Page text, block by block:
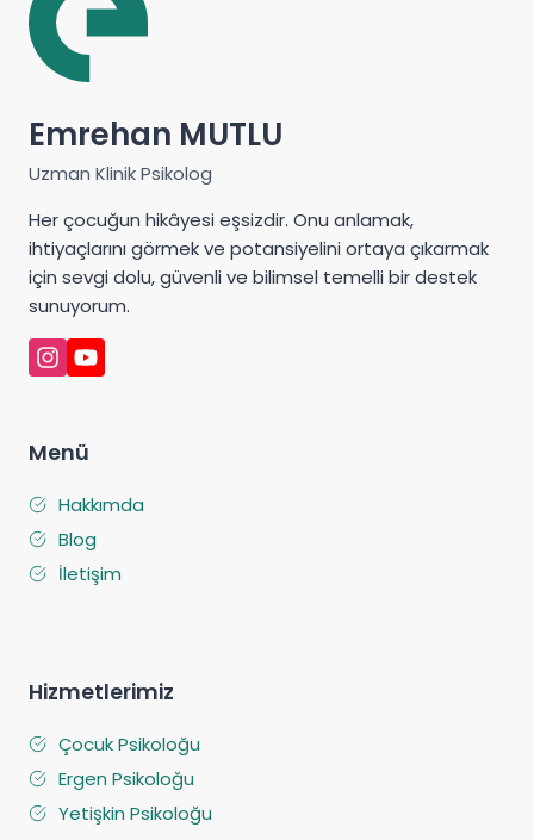
Emrehan MUTLU
Uzman Klinik Psikolog
Her çocuğun hikâyesi eşsizdir. Onu anlamak,
ihtiyaçlarını görmek ve potansiyelini ortaya çıkarmak
için sevgi dolu, güvenli ve bilimsel temelli bir destek
sunuyorum.
Menü
Hakkımda
Blog
İletişim
Hizmetlerimiz
Çocuk Psikoloğu
Ergen Psikoloğu
Yetişkin Psikoloğu